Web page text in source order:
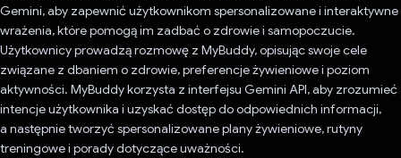
Gemini, aby zapewnić użytkownikom spersonalizowane i interaktywne
wrażenia, które pomogą im zadbać o zdrowie i samopoczucie.
Użytkownicy prowadzą rozmowę z MyBuddy, opisując swoje cele
związane z dbaniem o zdrowie, preferencje żywieniowe i poziom
aktywności. MyBuddy korzysta z interfejsu Gemini API, aby zrozumieć
intencje użytkownika i uzyskać dostęp do odpowiednich informacji,
a następnie tworzyć spersonalizowane plany żywieniowe, rutyny
treningowe i porady dotyczące uważności.